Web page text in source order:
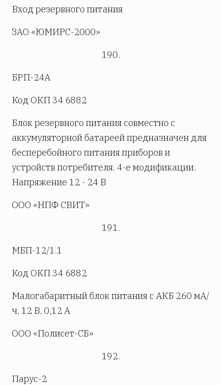
Вход резервного питания
ЗАО «ЮМИРС-2000»
190.
БРП-24А
Код ОКП 34 6882
Блок резервного питания совместно с
аккумуляторной батареей предназначен для
бесперебойного питания приборов и
устройств потребителя. 4-е модификации.
Напряжение 12 - 24 В
ООО «НПФ СВИТ»
191.
МБП-12/1.1
Код ОКП 34 6882
Малогабаритный блок питания с АКБ 260 мА/
ч, 12 В, 0,12 А
ООО «Полисет-СБ»
192.
Парус-2